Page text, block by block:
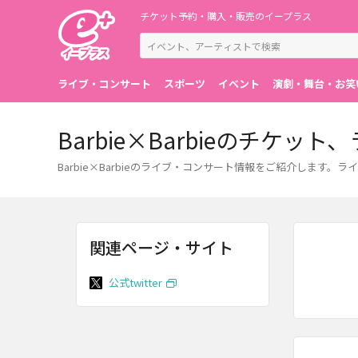
チケット予約・購入・販売のイープラス
ライブ・コンサート スポーツ イベント 演劇・舞台・お笑
Barbie×Barbieのチケット、
Barbie×Barbieのライブ・コンサート情報をご紹介します。ラ
関連ページ・サイト
公式twitter